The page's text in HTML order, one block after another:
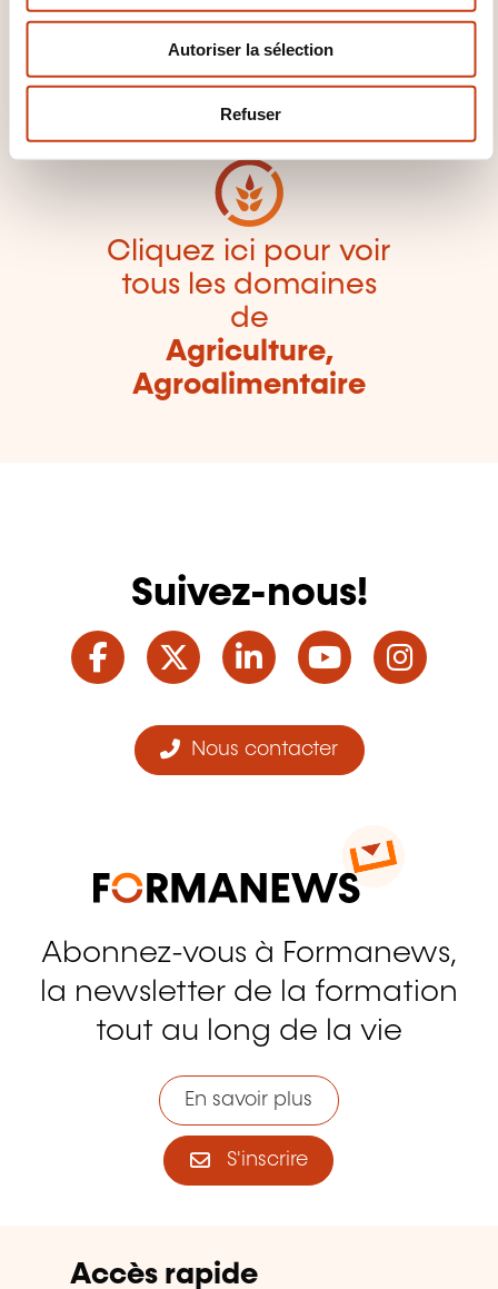
n
Autoriser la sélection
Refuser
des familles de
Cliquez ici pour voir
tous les domaines
de
Agriculture,
Agroalimentaire
Suivez-nous!
Facebook
TwitterLinkedInYouTube
Nous contacter
Abonnez-vous à Formanews,
la newsletter de la formation
tout au long de la vie
En savoir plus
S'inscrire
Accès rapide